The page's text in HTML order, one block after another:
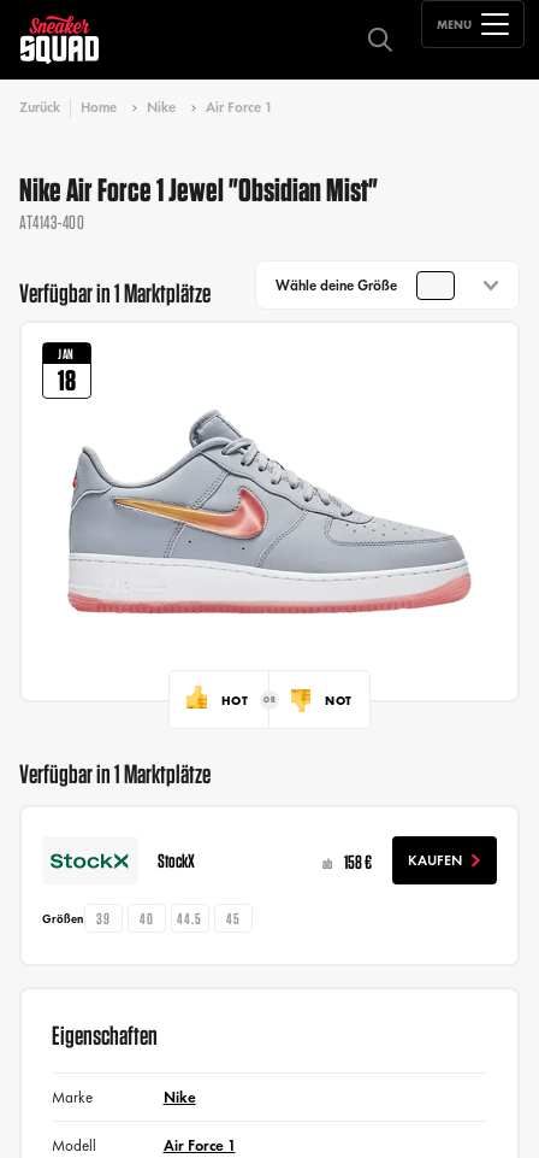
MENU
Zurück Home Nike Air Force 1
Nike Air Force 1 Jewel "Obsidian Mist"
AT4143-400
Verfügbar in 1 Marktplätze Wähle deine Größe
JAN
18
HOT NOT
Verfügbar in 1 Marktplätze
StockX ab 158 € KAUFEN
Größen 39 40 44.5 45
Eigenschaften
Marke Nike
Modell Air Force 1